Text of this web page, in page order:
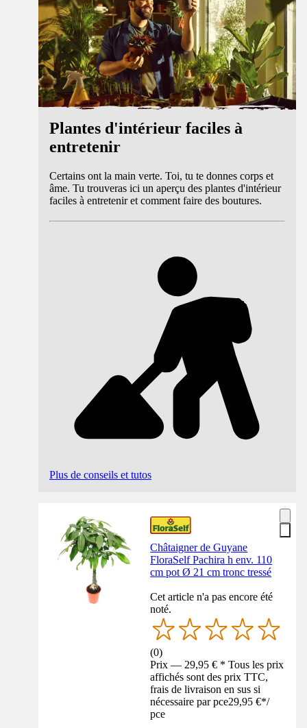
Plantes d'intérieur faciles à
entretenir
Certains ont la main verte. Toi, tu te donnes corps et
âme. Tu trouveras ici un aperçu des plantes d'intérieur
faciles à entretenir et comment faire des boutures.
Plus de conseils et tutos
Châtaigner de Guyane
FloraSelf Pachira h env. 110
cm pot Ø 21 cm tronc tressé
Cet article n'a pas encore été
noté.
(0)
Prix — 29,95 € * Tous les prix
affichés sont des prix TTC,
frais de livraison en sus si
nécessaire par pce29,95 €*/
pce